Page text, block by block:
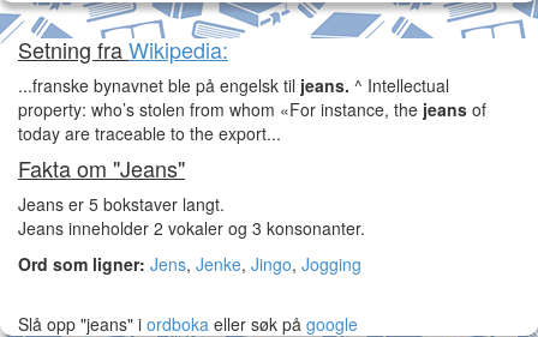
Setning fraWikipedia:
...franske bynavnet ble på engelsk til jeans. ^ Intellectual
property: who’s stolen from whom «For instance, the jeans of
today are traceable to the export...
Fakta om "Jeans"
Jeans er 5 bokstaver langt.
Jeans inneholder 2 vokaler og 3 konsonanter.
Ord som ligner: Jens, Jenke, Jingo, Jogging
Slå opp "jeans" i ordboka eller søk på google